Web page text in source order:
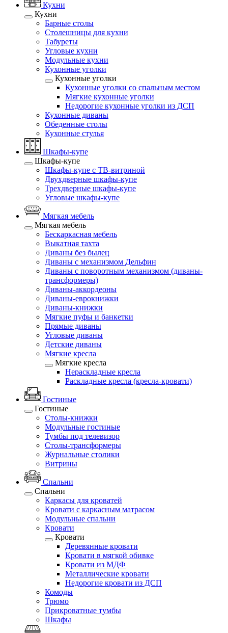
Кухни
Кухни
Барные столы
Столешницы для кухни
Табуреты
Угловые кухни
Модульные кухни
Кухонные уголки
Кухонные уголки
Кухонные уголки со спальным местом
Мягкие кухонные уголки
Недорогие кухонные уголки из ДСП
Кухонные диваны
Обеденные столы
Кухонные стулья
Шкафы-купе
Шкафы-купе
Шкафы-купе с ТВ-витриной
Двухдверные шкафы-купе
Трехдверные шкафы-купе
Угловые шкафы-купе
Мягкая мебель
Мягкая мебель
Бескаркасная мебель
Выкатная тахта
Диваны без былец
Диваны с механизмом Дельфин
Диваны с поворотным механизмом (диваны-
трансформеры)
Диваны-аккордеоны
Диваны-еврокнижки
Диваны-книжки
Мягкие пуфы и банкетки
Прямые диваны
Угловые диваны
Детские диваны
Мягкие кресла
Мягкие кресла
Нераскладные кресла
Раскладные кресла (кресла-кровати)
Гостиные
Гостиные
Столы-книжки
Модульные гостиные
Тумбы под телевизор
Столы-трансформеры
Журнальные столики
Витрины
Спальни
Спальни
Каркасы для кроватей
Кровати с каркасным матрасом
Модульные спальни
Кровати
Кровати
Деревянные кровати
Кровати в мягкой обивке
Кровати из МДФ
Металлические кровати
Недорогие кровати из ДСП
Комоды
Трюмо
Прикроватные тумбы
Шкафы